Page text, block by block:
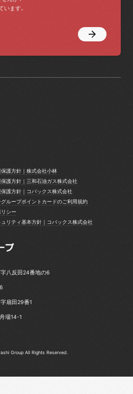
います。
八反田24番地の6
扇田29番1
場14-1
護方針｜株式会社小林
保護方針｜株式会社小林
護方針｜三和石油ガス株式会社
護方針｜三和石油ガス株式会社
護方針｜コバックス株式会社
保護方針｜コバックス株式会社
グループポイントカードのご利用規約
グループポイントカードのご利用規約
シー
シー
リティ基本方針｜コバックス株式会社
Group All Rights Reserved.